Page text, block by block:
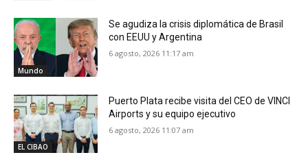
Mundo
Se agudiza la crisis diplomática de Brasil
con EEUU y Argentina
6 agosto, 2026 11:17 am
EL CIBAO
Puerto Plata recibe visita del CEO de VINCI
Airports y su equipo ejecutivo
6 agosto, 2026 11:07 am